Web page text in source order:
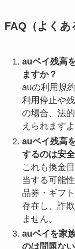
FAQ（よくあ
auペイ残高
ますか？
auの利用規
利用停止や
の場合、法
えられますよ
auペイ残高
するのは安
これも換金
当する可能
品券・ギフ
存在し、詐
ません。
auペイを家
のは問題な